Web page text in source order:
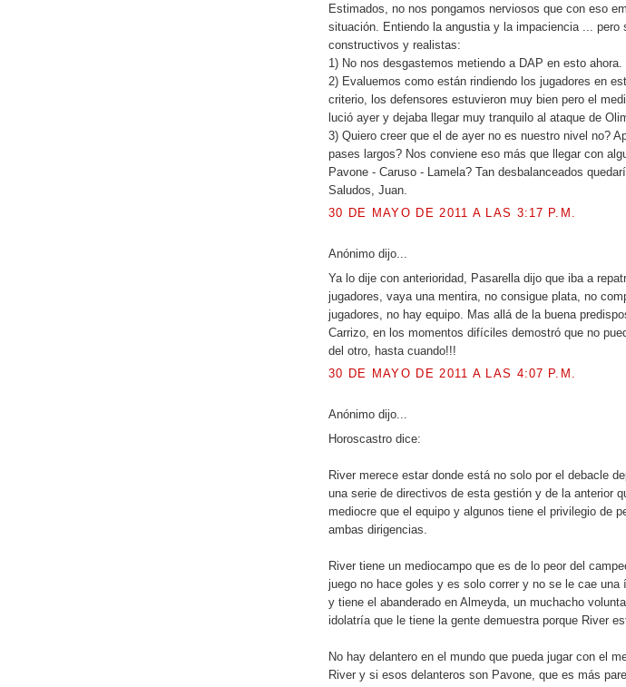
Estimados, no nos pongamos nerviosos que con eso
situación. Entiendo la angustia y la impaciencia ... pero
constructivos y realistas:
1) No nos desgastemos metiendo a DAP en esto ahora.
2) Evaluemos como están rindiendo los jugadores en
criterio, los defensores estuvieron muy bien pero el
lució ayer y dejaba llegar muy tranquilo al ataque de
3) Quiero creer que el de ayer no es nuestro nivel no?
pases largos? Nos conviene eso más que llegar con
Pavone - Caruso - Lamela? Tan desbalanceados
Saludos, Juan.
30 DE MAYO DE 2011 A LAS 3:17 P.M.
Anónimo dijo...
Ya lo dije con anterioridad, Pasarella dijo que iba a
jugadores, vaya una mentira, no consigue plata, no
jugadores, no hay equipo. Mas allá de la buena
Carrizo, en los momentos difíciles demostró que no
del otro, hasta cuando!!!
30 DE MAYO DE 2011 A LAS 4:07 P.M.
Anónimo dijo...
Horoscastro dice:
River merece estar donde está no solo por el debacle
una serie de directivos de esta gestión y de la anterior
mediocre que el equipo y algunos tiene el privilegio de
ambas dirigencias.
River tiene un mediocampo que es de lo peor del
juego no hace goles y es solo correr y no se le cae una
y tiene el abanderado en Almeyda, un muchacho
idolatría que le tiene la gente demuestra porque River
No hay delantero en el mundo que pueda jugar con el
River y si esos delanteros son Pavone, que es más